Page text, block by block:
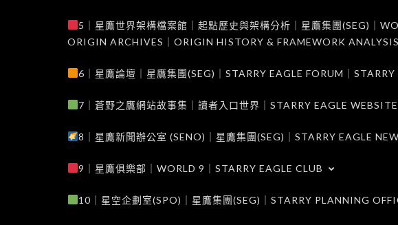
5｜星鷹世界架構檔案館｜起點歷史與架構分析｜星鷹集團(SEG)｜
ORIGIN ARCHIVES｜ORIGIN HISTORY & FRAMEWORK
6｜星鷹論壇｜星鷹集團(SEG)｜STARRY EAGLE FORUM｜
7｜蒼野之鷹網站故事集｜讀者入口世界｜STARRY EAGLE
8｜星鷹新聞辦公室 (SENO)｜星鷹集團(SEG)｜STARRY EAGLE
9｜星鷹俱樂部｜WORLD 9｜STARRY EAGLE CLUB
10｜星空企劃室(SPO)｜星鷹集團(SEG)｜STARRY PLANNING